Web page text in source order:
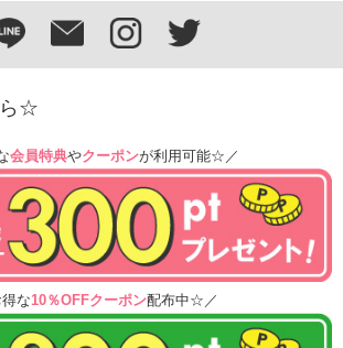
ら☆
会員特典やクーポンが利用可能☆／
な10％OFFクーポン配布中☆／